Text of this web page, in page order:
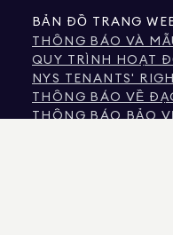
BẢN ĐỒ TRANG
THÔNG BÁO VÀ
QUY TRÌNH HOẠT
NYS TENANTS'
THÔNG BÁO VỀ
THÔNG BÁO BẢO